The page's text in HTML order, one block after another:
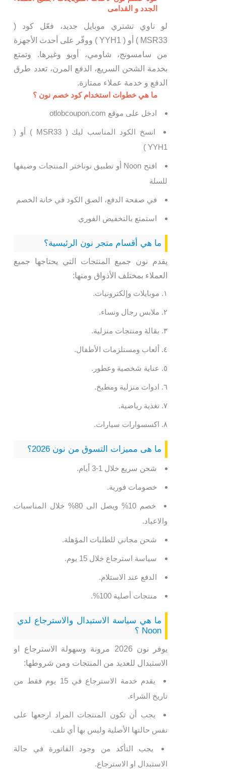
الجدد و القدامى
لو ناوي تشتري موبايل جديد، فعّل كود (
MSR33 ) أو ( YYH1 ) ووفّر على أحدث الأجهزة
من سامسونج، شاومي، أوبو وغيرها. وتمتع
بخدمة الشحن السريع، الدفع المرن، تعدد طرق
الدفع و خدمة عملاء ممتازة.
ما هي خطوات استخدام كود خصم نون ؟
ادخل على موقع otlobcoupon.com
انسخ الكود المناسب ليك ( MSR33 ) أو (
YYH1 )
افتح Noon أو تطبيق نوناختر المنتجات وضيفها
للسلة
في صفحة الدفع، الصق الكود في خانة الخصم
استمتع بالتخفيض الفوري
ما هي أقسام متجر نون الرئيسية؟
يقدم نون جميع المنتجات التي يحتاجها جميع
العملاء بمختلف الأذواق ومنها:
موبايلات وإلكترونيات.
ملابس رجال ونساء.
بقالة ومنتجات منزلية.
ألعاب ومستلزمات الأطفال.
عناية شخصية وعطور.
ادوات منزلية ومطبخ.
تغذية رياضية.
اكسسوارات سيارات.
ما هى مميزات التسوق من نون 2026؟
شحن سريع خلال 1-3 أيام.
خصومات فورية.
خصم 10% ويصل الى 80% خلال المناسبات
والاعياد.
شحن مجاني للطلبات المؤهلة.
سياسة استرجاع خلال 15 يوم.
الدفع عند الاستلام.
منتجات أصلية 100%.
ما هي سياسة الاستبدال والاسترجاع لدي
Noon ؟
يوفر نون 2026 مرونة وسهولة الاسترجاع او
الاستبدال للعديد من المنتجات ومن شروطها:
يقدم خدمة الاسترجاع في 15 يوم فقط من
تاريخ الشراء.
يجب أن تكون المنتجات المراد ارجعها على
نفس حالتها الأصلية وليس بها أي تلف.
يجب التأكد من وجود الفاتورة في حالة
الاستبدال او الاسترجاع.